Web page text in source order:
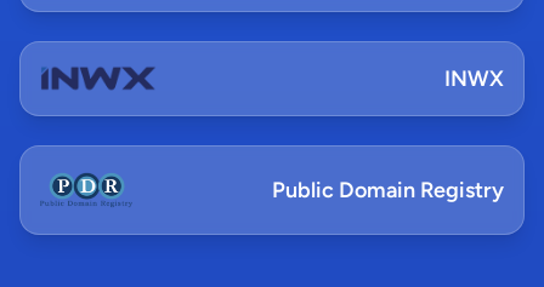
INWX
Public Domain Registry